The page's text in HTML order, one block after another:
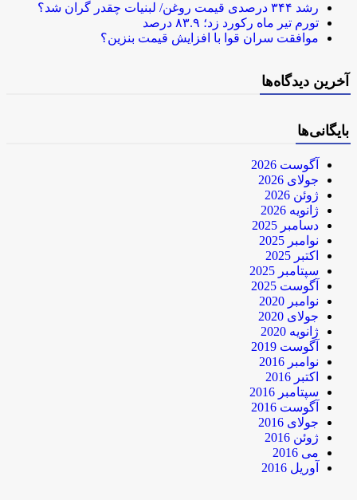
رشد ۳۴۴ درصدی قیمت روغن/ لبنیات چقدر گران شد؟
تورم تیر ماه رکورد زد؛ ۸۳.۹ درصد
موافقت سران قوا با افزایش قیمت بنزین؟
آخرین دیدگاه‌ها
بایگانی‌ها
آگوست 2026
جولای 2026
ژوئن 2026
ژانویه 2026
دسامبر 2025
نوامبر 2025
اکتبر 2025
سپتامبر 2025
آگوست 2025
نوامبر 2020
جولای 2020
ژانویه 2020
آگوست 2019
نوامبر 2016
اکتبر 2016
سپتامبر 2016
آگوست 2016
جولای 2016
ژوئن 2016
می 2016
آوریل 2016